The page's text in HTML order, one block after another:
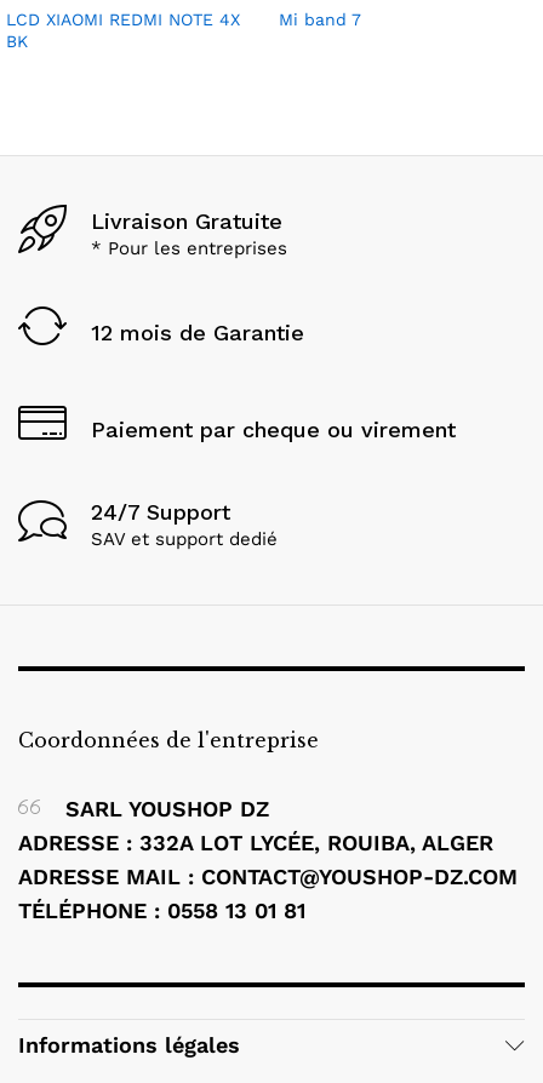
LCD XIAOMI REDMI NOTE 4X
BK
Mi band 7
Livraison Gratuite
* Pour les entreprises
12 mois de Garantie
Paiement par cheque ou virement
24/7 Support
SAV et support dedié
Coordonnées de l'entreprise
SARL YOUSHOP DZ
ADRESSE : 332A LOT LYCÉE, ROUIBA, ALGER
ADRESSE MAIL : CONTACT@YOUSHOP-DZ.COM
TÉLÉPHONE : 0558 13 01 81
Informations légales